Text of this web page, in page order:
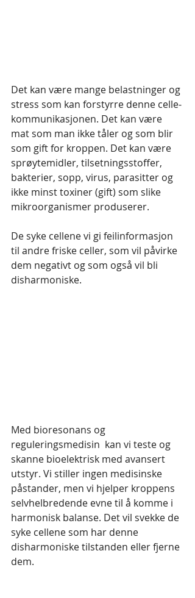
Det kan være mange belastninger og
stress som kan forstyrre denne celle-
kommunikasjonen. Det kan være
mat som man ikke tåler og som blir
som gift for kroppen. Det kan være
sprøytemidler, tilsetningsstoffer,
bakterier, sopp, virus, parasitter og
ikke minst toxiner (gift) som slike
mikroorganismer produserer.
De syke cellene vi gi feilinformasjon
til andre friske celler, som vil påvirke
dem negativt og som også vil bli
disharmoniske.
Med bioresonans og
reguleringsmedisin  kan vi teste og
skanne bioelektrisk med avansert
utstyr. Vi stiller ingen medisinske
påstander, men vi hjelper kroppens
selvhelbredende evne til å komme i
harmonisk balanse. Det vil svekke de
syke cellene som har denne
disharmoniske tilstanden eller fjerne
dem.